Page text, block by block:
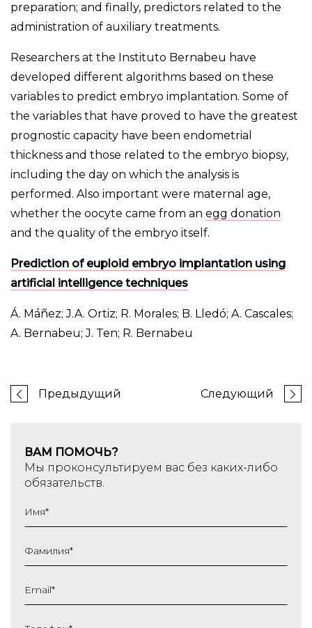
preparation; and finally, predictors related to the
administration of auxiliary treatments.
Researchers at the Instituto Bernabeu have
developed different algorithms based on these
variables to predict embryo implantation. Some of
the variables that have proved to have the greatest
prognostic capacity have been endometrial
thickness and those related to the embryo biopsy,
including the day on which the analysis is
performed. Also important were maternal age,
whether the oocyte came from an egg donation
and the quality of the embryo itself.
Prediction of euploid embryo implantation using
artificial intelligence techniques
Á. Máñez; J.A. Ortiz; R. Morales; B. Lledó; A. Cascales;
A. Bernabeu; J. Ten; R. Bernabeu
Предыдущий Следующий
ВАМ ПОМОЧЬ?
Мы проконсультируем вас без каких-либо
обязательств.
Имя*
Фамилия*
Email*